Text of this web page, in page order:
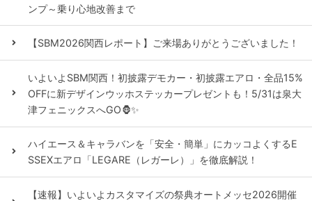
ンプ～乗り心地改善まで
【SBM2026関西レポート】ご来場ありがとうございました！
いよいよSBM関西！初披露デモカー・初披露エアロ・全品15%
OFFに新デザインウッホステッカープレゼントも！5/31は泉大
津フェニックスへGO🦍✨
ハイエース＆キャラバンを「安全・簡単」にカッコよくするE
SSEXエアロ「LEGARE（レガーレ）」を徹底解説！
【速報】いよいよカスタマイズの祭典オートメッセ2026開催